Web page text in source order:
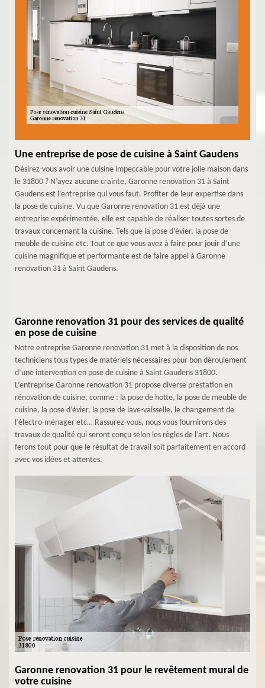
Une entreprise de pose de cuisine à Saint Gaudens
Désirez-vous avoir une cuisine impeccable pour votre jolie maison dans
le 31800 ? N’ayez aucune crainte, Garonne renovation 31 à Saint
Gaudens est l’entreprise qui vous faut. Profiter de leur expertise dans
la pose de cuisine. Vu que Garonne renovation 31 est déjà une
entreprise expérimentée, elle est capable de réaliser toutes sortes de
travaux concernant la cuisine. Tels que la pose d’évier, la pose de
meuble de cuisine etc. Tout ce que vous avez à faire pour jouir d’une
cuisine magnifique et performante est de faire appel à Garonne
renovation 31 à Saint Gaudens.
Garonne renovation 31 pour des services de qualité
en pose de cuisine
Notre entreprise Garonne renovation 31 met à la disposition de nos
techniciens tous types de matériels nécessaires pour bon déroulement
d’une intervention en pose de cuisine à Saint Gaudens 31800.
L’entreprise Garonne renovation 31 propose diverse prestation en
rénovation de cuisine, comme : la pose de hotte, la pose de meuble de
cuisine, la pose d’évier, la pose de lave-vaisselle, le changement de
l’électro-ménager etc… Rassurez-vous, nous vous fournirons des
travaux de qualité qui seront conçu selon les règles de l’art. Nous
ferons tout pour que le résultat de travail soit parfaitement en accord
avec vos idées et attentes.
Garonne renovation 31 pour le revêtement mural de
votre cuisine